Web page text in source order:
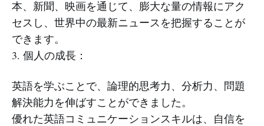
本、新聞、映画を通じて、膨大な量の情報にアク
セスし、世界中の最新ニュースを把握することが
できます。
3. 個人の成長：
英語を学ぶことで、論理的思考力、分析力、問題
解決能力を伸ばすことができました。
優れた英語コミュニケーションスキルは、自信を